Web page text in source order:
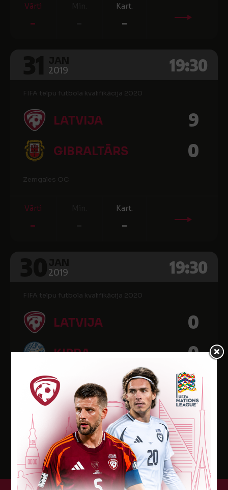
Vārti
-
Kart.
-
2019 19:30
FIFA telpu futbola kvalifikācija 2020
LATVIJA 9
GIBRALTĀRS 0
Zemgales OC
Vārti
-
Kart.
-
2019 19:30
FIFA telpu futbola kvalifikācija 2020
LATVIJA 0
KIPRA 0
Zemgales OC
-
Min.
-
Kart.
-